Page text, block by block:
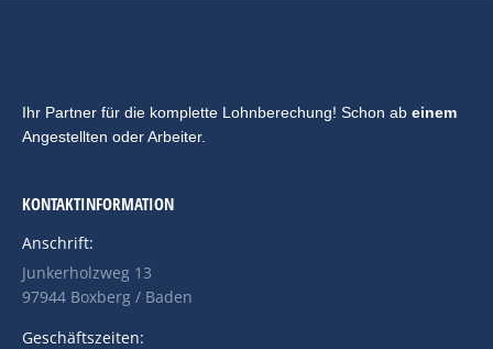
Ihr Partner für die komplette Lohnberechung! Schon ab einem
Angestellten oder Arbeiter.
KONTAKTINFORMATION
Anschrift:
Junkerholzweg 13
97944 Boxberg / Baden
Geschäftszeiten: